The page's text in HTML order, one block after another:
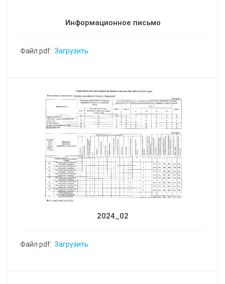
Информационное письмо
Файл pdf: Загрузить
2024_02
Файл pdf: Загрузить